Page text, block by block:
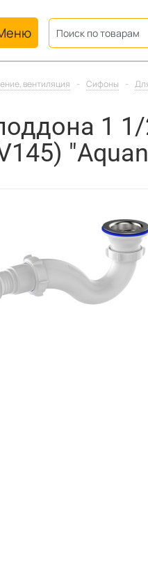
navigation
вентиляция - Сифоны -
1 1/